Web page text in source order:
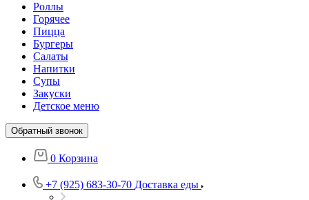
Роллы
Горячее
Пицца
Бургеры
Салаты
Напитки
Супы
Закуски
Детское меню
Обратный звонок
0 Корзина
+7 (925) 683-30-70 Доставка еды